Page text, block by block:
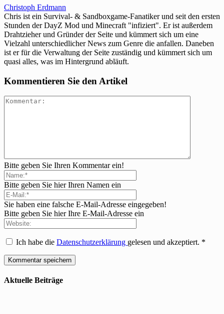
Christoph Erdmann
Chris ist ein Survival- & Sandboxgame-Fanatiker und seit den ersten
Stunden der DayZ Mod und Minecraft "infiziert". Er ist außerdem
Drahtzieher und Gründer der Seite und kümmert sich um eine
Vielzahl unterschiedlicher News zum Genre die anfallen. Daneben
ist er für die Verwaltung der Seite zuständig und kümmert sich um
quasi alles, was im Hintergrund abläuft.
Kommentieren Sie den Artikel
Bitte geben Sie Ihren Kommentar ein!
Bitte geben Sie hier Ihren Namen ein
Sie haben eine falsche E-Mail-Adresse eingegeben!
Bitte geben Sie hier Ihre E-Mail-Adresse ein
Ich habe die Datenschutzerklärung gelesen und akzeptiert. *
Aktuelle Beiträge